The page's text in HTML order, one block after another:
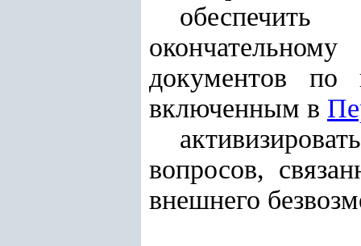
документов по
включенным в
вопросов,
внешнего